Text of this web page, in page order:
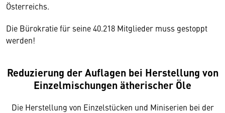
Österreichs.
Die Bürokratie für seine 40.218 Mitglieder muss gestoppt
werden!
Reduzierung der Auflagen bei Herstellung von
Einzelmischungen ätherischer Öle
Die Herstellung von Einzelstücken und Miniserien bei der